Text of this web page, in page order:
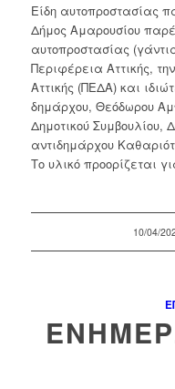
Είδη αυτοπροστασίας
Δήμος Αμαρουσίου
αυτοπροστασίας
Περιφέρεια Αττικής,
Αττικής (ΠΕΔΑ) και
δημάρχου, Θεόδωρου
Δημοτικού Συμβουλίου,
αντιδημάρχου
Το υλικό προορίζεται
10/04/